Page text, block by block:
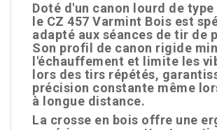
Doté d'un canon lourd de
le CZ 457 Varmint Bois est
adapté aux séances de tir de
Son profil de canon rigide
l'échauffement et limite les
lors des tirs répétés,
précision constante même
à longue distance.
La crosse en bois offre une